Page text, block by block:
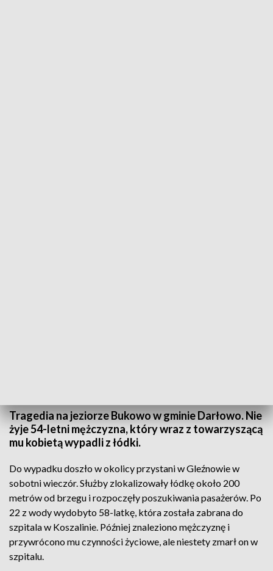
Tragedia na jeziorze Bukowo w gminie Darłowo. Nie
żyje 54-letni mężczyzna, który wraz z towarzyszącą
mu kobietą wypadli z łódki.
Do wypadku doszło w okolicy przystani w Gleźnowie w
sobotni wieczór. Służby zlokalizowały łódkę około 200
metrów od brzegu i rozpoczęły poszukiwania pasażerów. Po
22 z wody wydobyto 58-latkę, która została zabrana do
szpitala w Koszalinie. Później znaleziono mężczyznę i
przywrócono mu czynności życiowe, ale niestety zmarł on w
szpitalu.